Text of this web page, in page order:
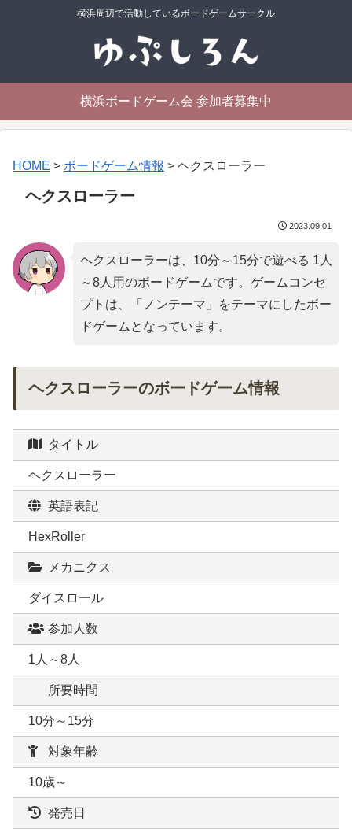
横浜周辺で活動しているボードゲームサークル
横浜ボードゲーム会 参加者募集中
HOME > ボードゲーム情報 > ヘクスローラー
ヘクスローラー
2023.09.01
ヘクスローラーは、10分～15分で遊べる 1人
～8人用のボードゲームです。ゲームコンセ
プトは、「 ノンテーマ 」をテーマにしたボー
ドゲームとなっています。
ヘクスローラーのボードゲーム情報
タイトル
ヘクスローラー
英語表記
HexRoller
メカニクス
ダイスロール
参加人数
1人～8人
所要時間
10分～15分
対象年齢
10歳～
発売日